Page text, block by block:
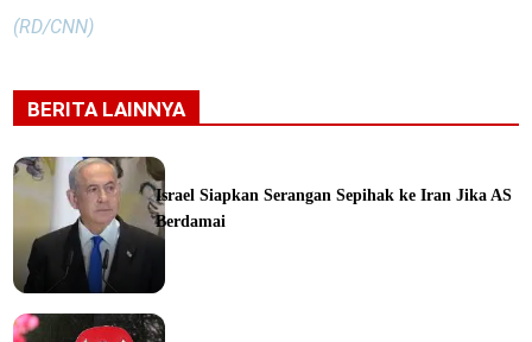
(RD/CNN)
BERITA LAINNYA
Israel Siapkan Serangan Sepihak ke Iran Jika AS
Berdamai